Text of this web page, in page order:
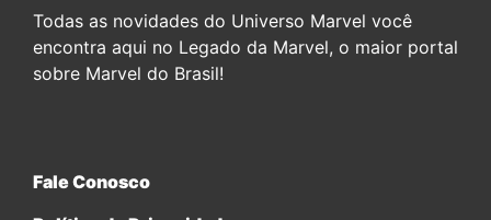
Todas as novidades do Universo Marvel você
encontra aqui no Legado da Marvel, o maior portal
sobre Marvel do Brasil!
Fale Conosco